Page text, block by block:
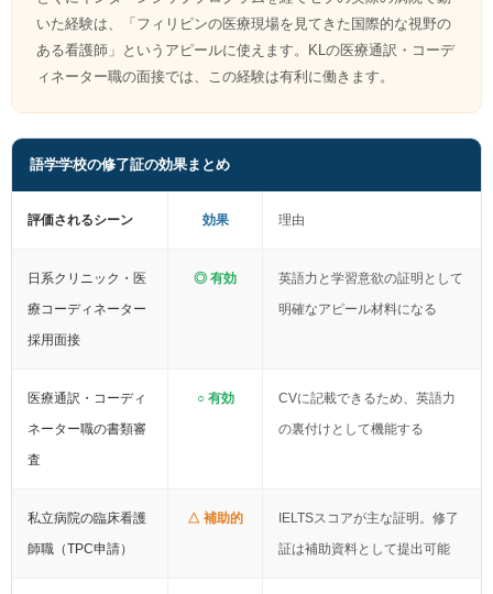
いた経験は、「フィリピンの医療現場を見てきた国際的な視野の
ある看護師」というアピールに使えます。KLの医療通訳・コーデ
ィネーター職の面接では、この経験は有利に働きます。
語学学校の修了証の効果まとめ
評価されるシーン 効果 理由
日系クリニック・医
療コーディネーター
採用面接
◎ 有効 英語力と学習意欲の証明として
明確なアピール材料になる
医療通訳・コーディ
ネーター職の書類審
査
○ 有効 CVに記載できるため、英語力
の裏付けとして機能する
私立病院の臨床看護
師職（TPC申請）
△ 補助的 IELTSスコアが主な証明。修了
証は補助資料として提出可能